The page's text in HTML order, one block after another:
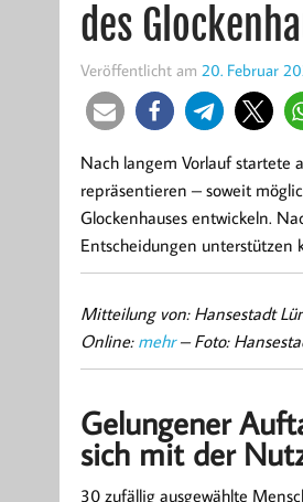
des
Veröffentlicht am 20. Februar
Nach langem Vorlauf startete
repräsentieren – soweit
Glockenhauses entwickeln.
Entscheidungen unterstützen
Mitteilung von: Hansestadt
Online: mehr– Foto:
Gelungener
sich mit der
30 zufällig ausgewählte